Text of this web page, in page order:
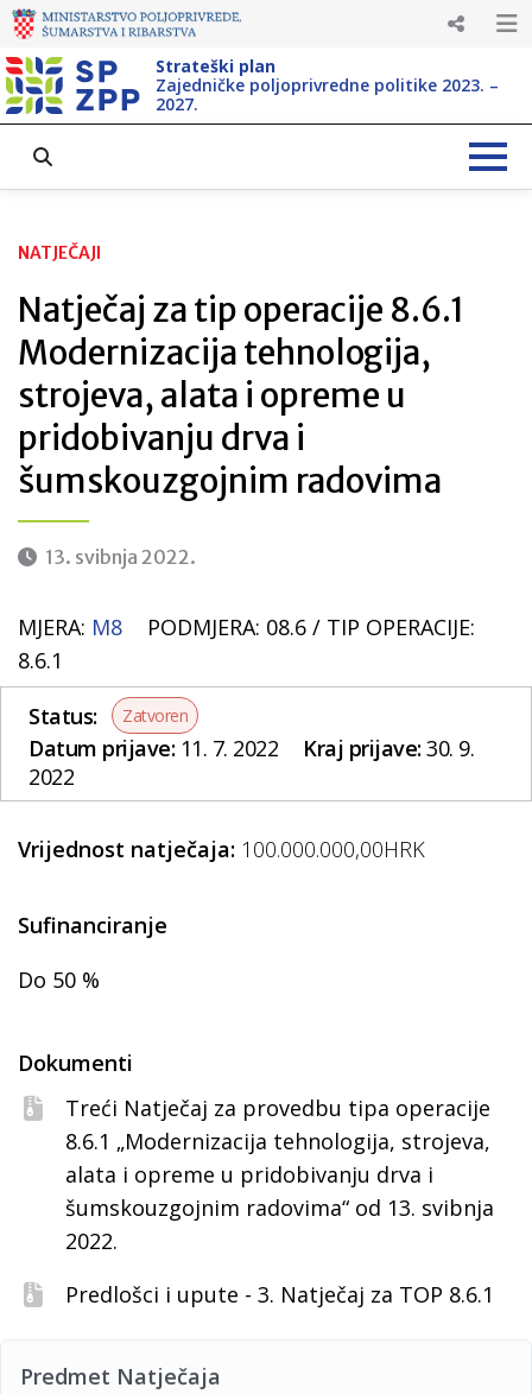
Strateški plan
Zajedničke poljoprivredne politike 2023. –
2027.
NATJEČAJI
Natječaj za tip operacije 8.6.1
Modernizacija tehnologija,
strojeva, alata i opreme u
pridobivanju drva i
šumskouzgojnim radovima
13. svibnja 2022.
MJERA: M8 PODMJERA: 08.6 / TIP OPERACIJE:
8.6.1
Status:
Zatvoren
Datum prijave:11. 7. 2022 Kraj prijave:30. 9.
2022
Vrijednost natječaja: 100.000.000,00HRK
Sufinanciranje
Do 50 %
Dokumenti
Treći Natječaj za provedbu tipa operacije
8.6.1 „Modernizacija tehnologija, strojeva,
alata i opreme u pridobivanju drva i
šumskouzgojnim radovima“ od 13. svibnja
2022.
Predlošci i upute - 3. Natječaj za TOP 8.6.1
Predmet Natječaja